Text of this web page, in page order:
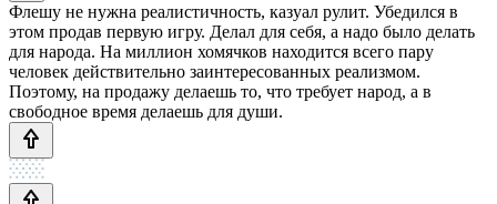
Флешу не нужна реалистичность, казуал рулит. Убедился в
этом продав первую игру. Делал для себя, а надо было делать
для народа. На миллион хомячков находится всего пару
человек действительно заинтересованных реализмом.
Поэтому, на продажу делаешь то, что требует народ, а в
свободное время делаешь для души.